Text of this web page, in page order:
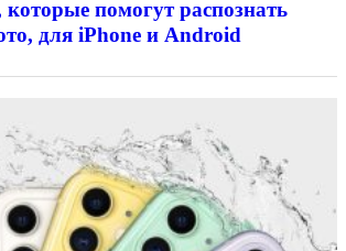
помогут распознать
для iPhone и Android